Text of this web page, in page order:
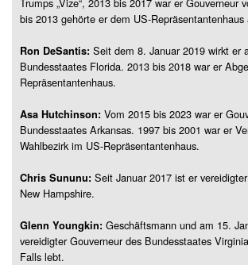
bis 2013 gehörte er dem US-Repräsentantenhaus
Ron DeSantis: Seit dem 8. Januar 2019 wirkt er
Bundesstaates Florida. 2013 bis 2018 war er
Repräsentantenhaus.
Asa Hutchinson: Vom 2015 bis 2023 war er
Bundesstaates Arkansas. 1997 bis 2001 war er
Wahlbezirk im US-Repräsentantenhaus.
Chris Sununu: Seit Januar 2017 ist er
New Hampshire.
Glenn Youngkin: Geschäftsmann und am 15.
vereidigter Gouverneur des Bundesstaates
Falls lebt.